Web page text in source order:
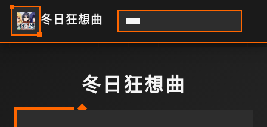
冬日狂想曲
冬日狂想曲